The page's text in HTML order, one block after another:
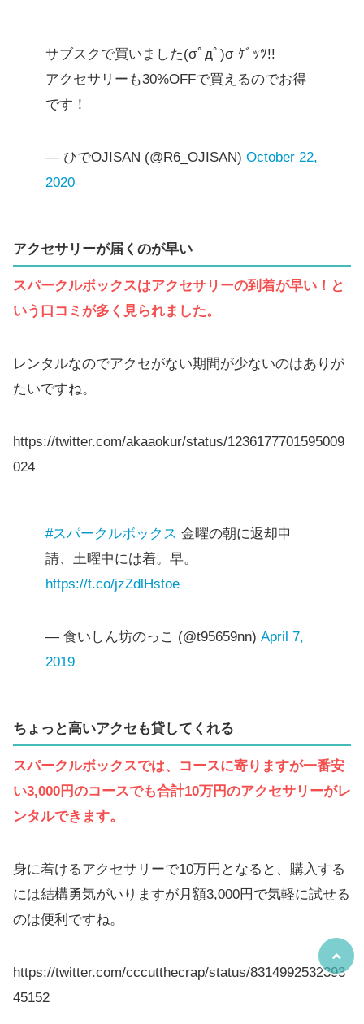
サブスクで買いました(σﾟдﾟ)σ ｹﾞｯﾂ!!
アクセサリーも30%OFFで買えるのでお得
です！
— ひでOJISAN (@R6_OJISAN) October 22,
2020
アクセサリーが届くのが早い
スパークルボックスはアクセサリーの到着が早い！と
いう口コミが多く見られました。
レンタルなのでアクセがない期間が少ないのはありが
たいですね。
https://twitter.com/akaaokur/status/1236177701595009
024
#スパークルボックス 金曜の朝に返却申
請、土曜中には着。早。
https://t.co/jzZdlHstoe
— 食いしん坊のっこ (@t95659nn) April 7,
2019
ちょっと高いアクセも貸してくれる
スパークルボックスでは、コースに寄りますが一番安
い3,000円のコースでも合計10万円のアクセサリーがレ
ンタルできます。
身に着けるアクセサリーで10万円となると、購入する
には結構勇気がいりますが月額3,000円で気軽に試せる
のは便利ですね。
https://twitter.com/cccutthecrap/status/8314992532393
45152